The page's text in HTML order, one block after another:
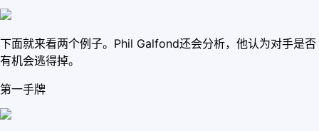
下面就来看两个例子。Phil Galfond还会分析，他认为对手是否
有机会逃得掉。
第一手牌